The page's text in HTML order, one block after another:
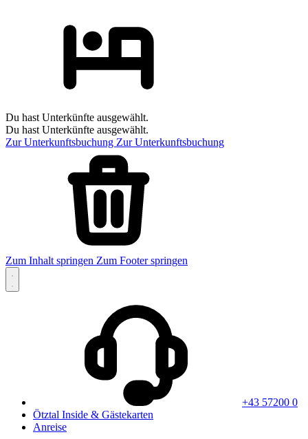
Du hast Unterkünfte ausgewählt.
Du hast Unterkünfte ausgewählt.
Zur Unterkunftsbuchung Zur Unterkunftsbuchung
Zum Inhalt springen Zum Footer springen
+43 57200 0
Ötztal Inside & Gästekarten
Anreise